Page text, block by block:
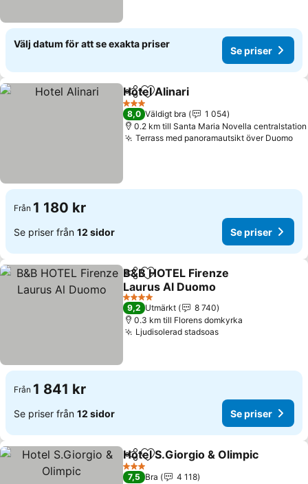
Välj datum för att se exakta priser
Se priser
Dela Lägg till i Mina Favoriter
Hotel Alinari
3 Stjärnor
8,0 Väldigt bra
1 054
0.2 km till Santa Maria Novella centralstation
Terrass med panoramautsikt över Duomo
Från 1 180 kr
Se priser från 12 sidor Se priser
Dela Lägg till i Mina Favoriter
B&B HOTEL Firenze
Laurus Al Duomo
4 Stjärnor
9,2 Utmärkt
8 740
0.3 km till Florens domkyrka
Ljudisolerad stadsoas
Från 1 841 kr
Se priser från 12 sidor Se priser
Dela Lägg till i Mina Favoriter
Hotel S.Giorgio & Olimpic
3 Stjärnor
7,5 Bra
4 118